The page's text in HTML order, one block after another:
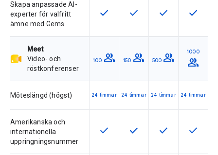
Skapa anpassade AI-
experter för valfritt
ämne med Gems
Den här funktionen är tillgänglig för
check Den här funktionen är
check Den här
check Den här
check
Meet
Video- och
röstkonferenser
100 group 150 group 500 group 1000
group
Möteslängd (högst) 24 timmar 24 timmar 24 timmar 24 timmar
Amerikanska och
internationella
uppringningsnummer
Den här funktionen är tillgänglig för
check Den här funktionen är
check Den här
check Den här
check